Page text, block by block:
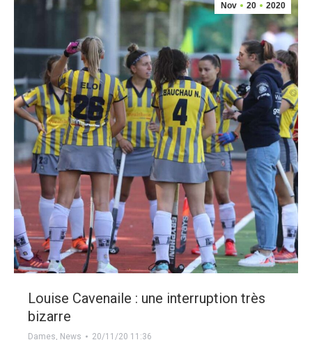
Nov 20 2020
Louise Cavenaile : une interruption très
bizarre
Dames, News 20/11/20 11:36